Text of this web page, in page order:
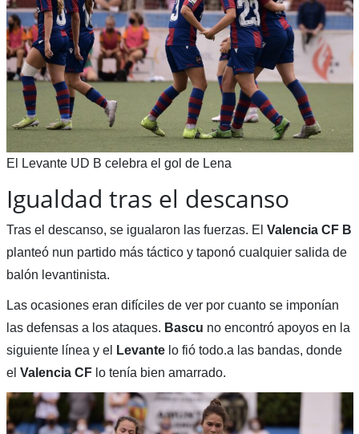
El Levante UD B celebra el gol de Lena
Igualdad tras el descanso
Tras el descanso, se igualaron las fuerzas. El Valencia CF B
planteó nun partido más táctico y taponó cualquier salida de
balón levantinista.
Las ocasiones eran difíciles de ver por cuanto se imponían
las defensas a los ataques. Bascu no encontró apoyos en la
siguiente línea y el
Levantelo fió todo.a las bandas, donde
el Valencia CFlo tenía bien amarrado.